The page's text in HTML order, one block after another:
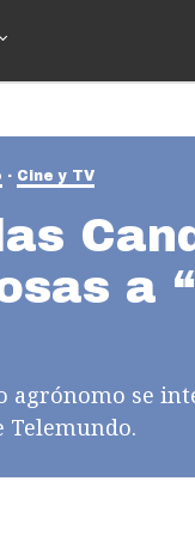
Cine y TV
a
agrónomo se
Telemundo.